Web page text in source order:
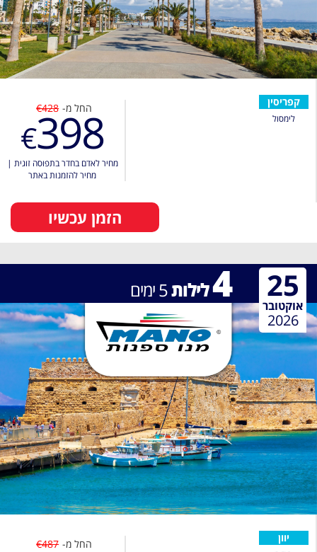
קפריסין
לימסול
החל מ- €428
€398
מחיר לאדם בחדר בתפוסה זוגית |
מחיר להזמנות באתר
הזמן עכשיו
4לילות5ימים 25
אוקטובר
2026
יוון החל מ- €487